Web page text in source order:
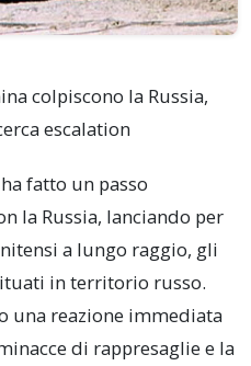
colpiscono la Russia,
escalation
fatto un passo
la Russia, lanciando per
a lungo raggio, gli
in territorio russo.
una reazione immediata
di rappresaglie e la